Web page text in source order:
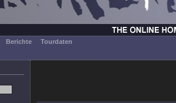
Berichte Tourdaten